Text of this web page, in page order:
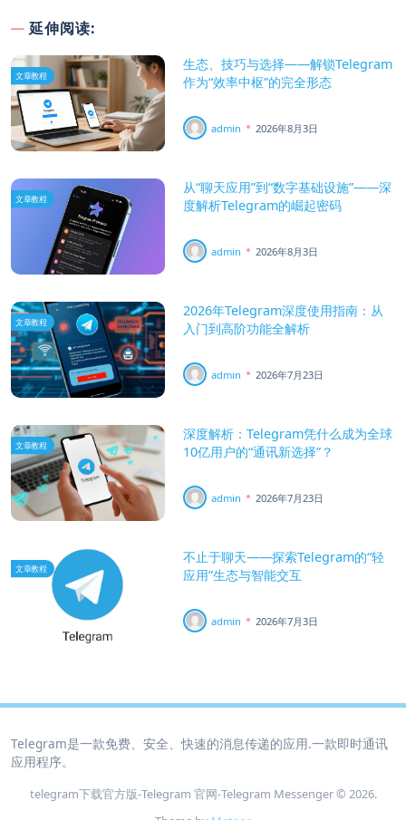
延伸阅读:
文章教程
生态、技巧与选择——解锁Telegram
作为“效率中枢”的完全形态
admin 2026年8月3日
文章教程
从“聊天应用”到“数字基础设施”——深
度解析Telegram的崛起密码
admin 2026年8月3日
文章教程
2026年Telegram深度使用指南：从
入门到高阶功能全解析
admin 2026年7月23日
文章教程
深度解析：Telegram凭什么成为全球
10亿用户的“通讯新选择”？
admin 2026年7月23日
文章教程
不止于聊天——探索Telegram的“轻
应用”生态与智能交互
admin 2026年7月3日
Telegram是一款免费、安全、快速的消息传递的应用.一款即时通讯
应用程序。
telegram下载官方版-Telegram 官网‑Telegram Messenger © 2026.